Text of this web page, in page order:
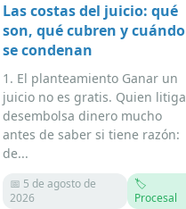
Las costas del juicio: qué
son, qué cubren y cuándo
se condenan
1. El planteamiento Ganar un
juicio no es gratis. Quien litiga
desembolsa dinero mucho
antes de saber si tiene razón:
de...
📅 5 de agosto de
2026
🏷️
Procesal